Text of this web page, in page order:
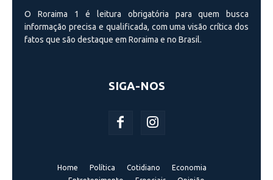
O Roraima 1 é leitura obrigatória para quem busca
informação precisa e qualificada, com uma visão crí­tica dos
fatos que são destaque em Roraima e no Brasil.
SIGA-NOS
Home Política Cotidiano
Economia